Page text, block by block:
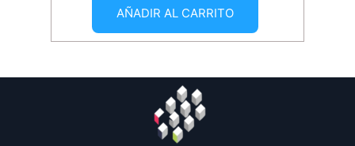
AÑADIR AL CARRITO